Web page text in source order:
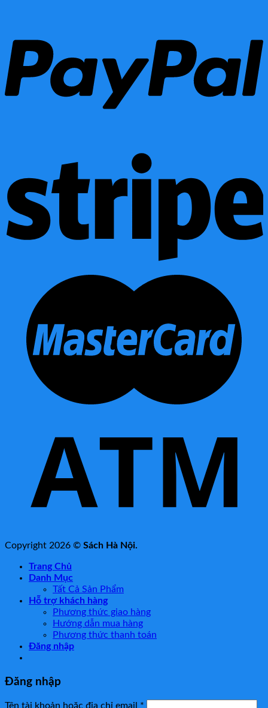
Copyright 2026 © Sách Hà Nội.
Trang Chủ
Danh Mục
Tất Cả Sản Phẩm
Hỗ trợ khách hàng
Phương thức giao hàng
Hướng dẫn mua hàng
Phương thức thanh toán
Đăng nhập
Đăng nhập
Tên tài khoản hoặc địa chỉ email *